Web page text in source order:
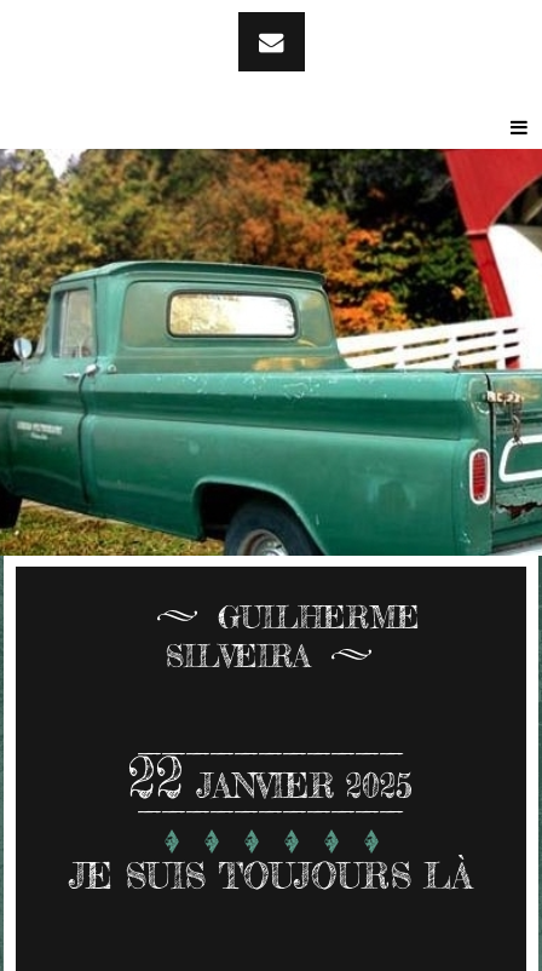
GUILHERME
SILVEIRA
22 JANVIER 2025
JE SUIS TOUJOURS LÀ